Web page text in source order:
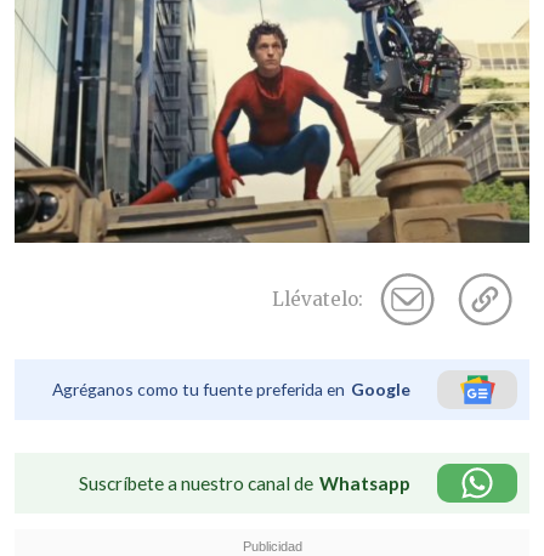
Llévatelo:
Agréganos como tu fuente preferida en Google
Suscríbete a nuestro canal de Whatsapp